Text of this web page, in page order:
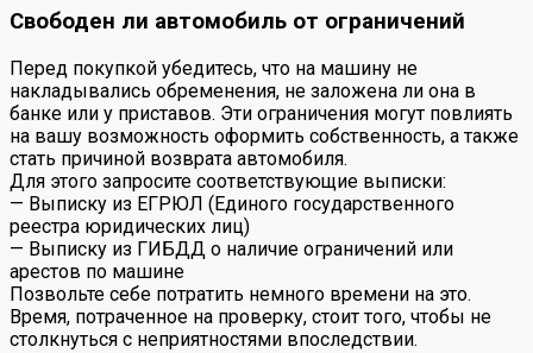
Свободен ли автомобиль от ограничений
Перед покупкой убедитесь, что на машину не
накладывались обременения, не заложена ли она в
банке или у приставов. Эти ограничения могут повлиять
на вашу возможность оформить собственность, а также
стать причиной возврата автомобиля.
Для этого запросите соответствующие выписки:
— Выписку из ЕГРЮЛ (Единого государственного
реестра юридических лиц)
— Выписку из ГИБДД о наличие ограничений или
арестов по машине
Позвольте себе потратить немного времени на это.
Время, потраченное на проверку, стоит того, чтобы не
столкнуться с неприятностями впоследствии.